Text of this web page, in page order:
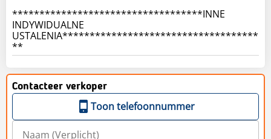
***********************************INNE
INDYWIDUALNE
USTALENIA************************************
Contacteer verkoper
Toon telefoonnummer